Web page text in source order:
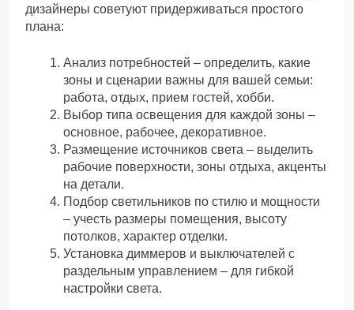
дизайнеры советуют придерживаться простого
плана:
Анализ потребностей – определить, какие
зоны и сценарии важны для вашей семьи:
работа, отдых, прием гостей, хобби.
Выбор типа освещения для каждой зоны –
основное, рабочее, декоративное.
Размещение источников света – выделить
рабочие поверхности, зоны отдыха, акценты
на детали.
Подбор светильников по стилю и мощности
– учесть размеры помещения, высоту
потолков, характер отделки.
Установка диммеров и выключателей с
раздельным управлением – для гибкой
настройки света.